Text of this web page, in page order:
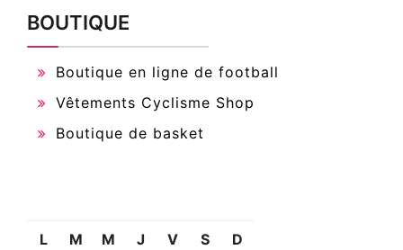
BOUTIQUE
Boutique en ligne de football
Vêtements Cyclisme Shop
Boutique de basket
L M M J V S D